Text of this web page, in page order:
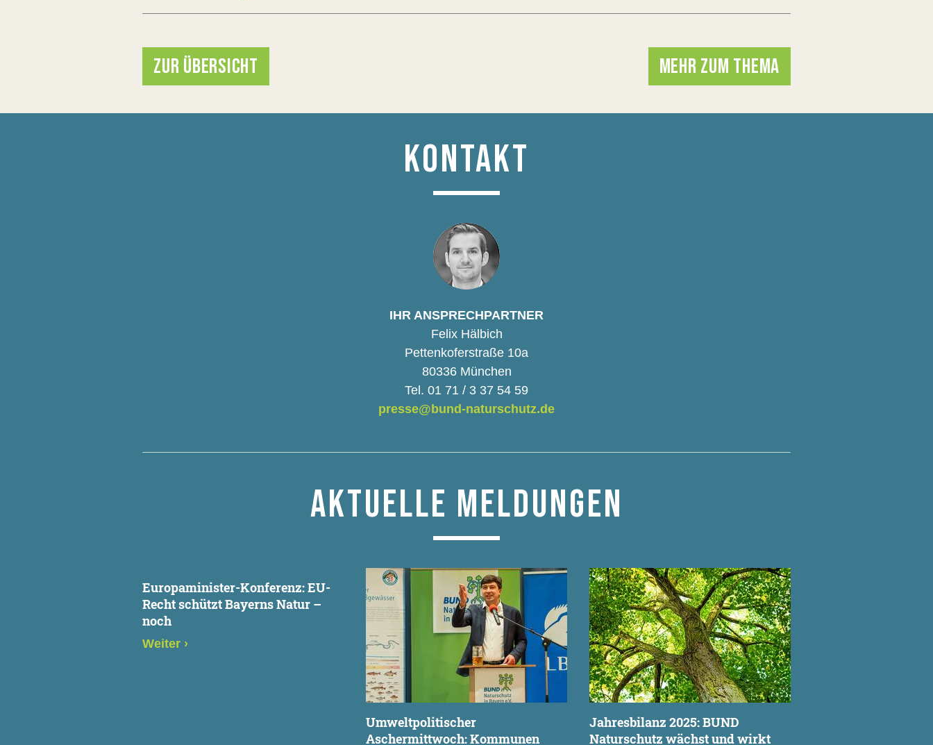
ZUR ÜBERSICHT MEHR ZUM THEMA
KONTAKT
IHR ANSPRECHPARTNER
Felix Hälbich
Pettenkoferstraße 10a
80336 München
Tel. 01 71 / 3 37 54 59
presse@bund-naturschutz.de
AKTUELLE MELDUNGEN
Europaminister-Konferenz: EU-
Recht schützt Bayerns Natur –
noch
Weiter ›
Umweltpolitischer
Aschermittwoch: Kommunen
Jahresbilanz 2025: BUND
Naturschutz wächst und wirkt